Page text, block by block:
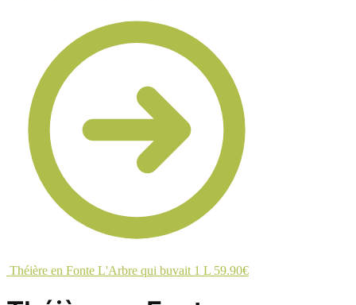
Théière en Fonte L'Arbre qui buvait 1 L 59.90€